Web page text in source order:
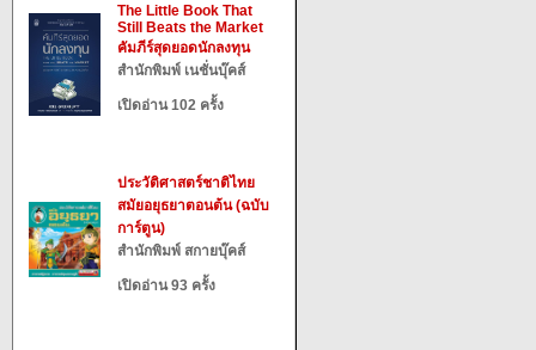
The Little Book That
Still Beats the Market
คัมภีร์สุดยอดนักลงทุน
สำนักพิมพ์ เนชั่นบุ๊คส์
เปิดอ่าน 102 ครั้ง
ประวัติศาสตร์ชาติไทย
สมัยอยุธยาตอนต้น (ฉบับ
การ์ตูน)
สำนักพิมพ์ สกายบุ๊คส์
เปิดอ่าน 93 ครั้ง